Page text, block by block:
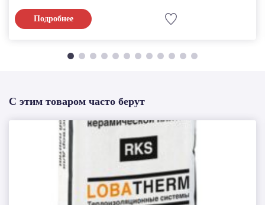
Подробнее
С этим товаром часто берут